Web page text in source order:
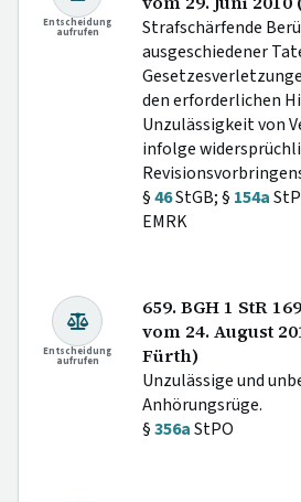
Entscheidung
aufrufen
Strafschärfende
ausgeschiedener
den erforderlichen
Unzulässigkeit von
infolge
§46StGB; § 154a
EMRK
Entscheidung
aufrufen
659. BGH 1 StR
vom 24. August
Fürth)
Unzulässige und
Anhörungsrüge.
§356aStPO